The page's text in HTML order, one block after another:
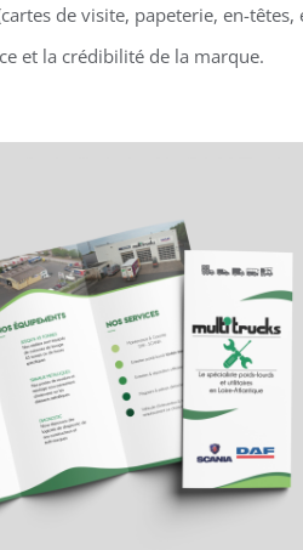
de visite, papeterie, en-têtes,
et la crédibilité de la marque.